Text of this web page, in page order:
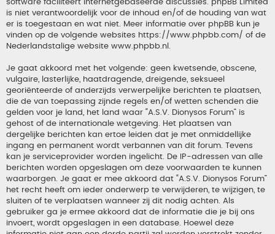
software faciliteert internetgebaseerde discussies. phpBB Limited
is niet verantwoordelijk voor de inhoud en/of de houding van wat
er is toegestaan en wat niet. Meer informatie over phpBB kun je
vinden op de volgende websites https://www.phpbb.com/ of de
Nederlandstalige website www.phpbb.nl .
Je gaat akkoord met het volgende: geen kwetsende, obscene,
vulgaire, lasterlijke, haatdragende, dreigende, seksueel
georiënteerde of anderzijds verwerpelijke berichten te plaatsen,
die de van toepassing zijnde regels en/of wetten schenden die
gelden voor je land, het land waar “A.S.V. Dionysos Forum” is
gehost of de internationale wetgeving. Het plaatsen van
dergelijke berichten kan ertoe leiden dat je met onmiddellijke
ingang en permanent wordt verbannen van dit forum. Tevens
kan je serviceprovider worden ingelicht. De IP-adressen van alle
berichten worden opgeslagen om deze voorwaarden te kunnen
waarborgen. Je gaat er mee akkoord dat “A.S.V. Dionysos Forum”
het recht heeft om ieder onderwerp te verwijderen, te wijzigen, te
sluiten of te verplaatsen wanneer zij dit nodig achten. Als
gebruiker ga je ermee akkoord dat de informatie die je bij ons
invoert, wordt opgeslagen in een database. Hoewel deze